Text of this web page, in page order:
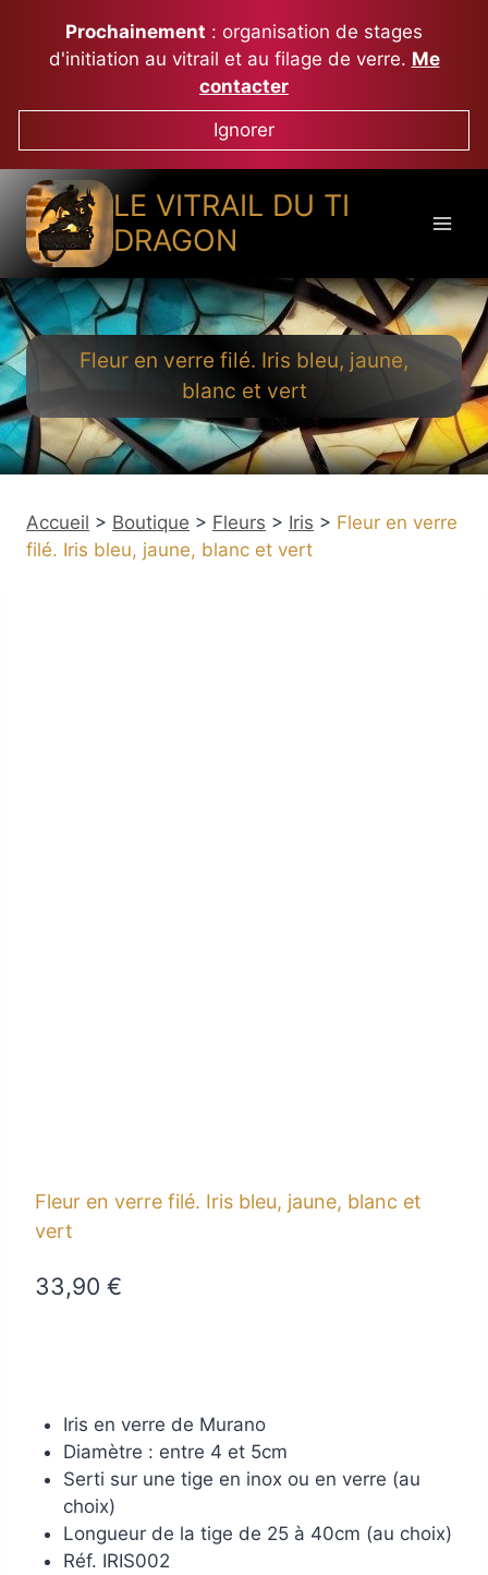
contenu
Prochainement : organisation de stages
d'initiation au vitrail et au filage de verre. Me
contacter
Ignorer
LE VITRAIL DU TI
DRAGON
Fleur en verre filé. Iris bleu, jaune,
blanc et vert
Accueil > Boutique > Fleurs > Iris > Fleur en verre
filé. Iris bleu, jaune, blanc et vert
Fleur en verre filé. Iris bleu, jaune, blanc et
vert
33,90 €
Iris en verre de Murano
Diamètre : entre 4 et 5cm
Serti sur une tige en inox ou en verre (au
choix)
Longueur de la tige de 25 à 40cm (au choix)
Réf. IRIS002